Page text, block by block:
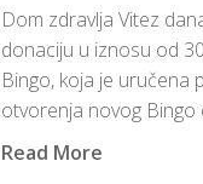
Dom zdravlja Vitez
donaciju u iznosu od
Bingo, koja je uručena
otvorenja novog Bingo
Read More